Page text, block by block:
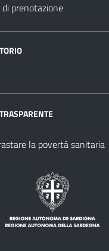
prenotazione
la povertà sanitaria